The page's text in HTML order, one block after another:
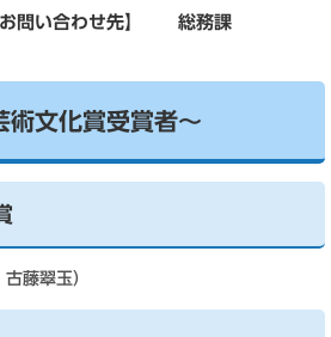
せ先】 総務課
文化賞受賞者～
藤翠玉）